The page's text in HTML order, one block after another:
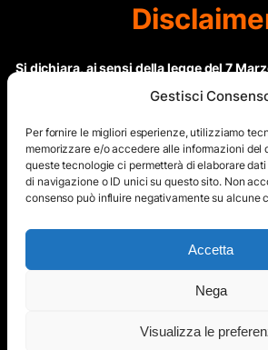
Gestisci
Per fornire le migliori esperienze, utilizziamo
memorizzare e/o accedere alle informazioni del
queste tecnologie ci permetterà di elaborare
di navigazione o ID unici su questo sito. Non
consenso può influire negativamente su alcune
Accetta
Nega
Visualizza le
Si dichiara, ai sensi della legge del 7
questo sito non rientra nella categoria di
regolari. Le immagini dei collaboratori
Copyright © sono riproducibili solo
autorizzazione. Il contenuto del sito,
immagini, eccetto dove espressamente
protetto da Copyright © e non può
diffuso tramite nessun mezzo
esplicita autorizzazione scritta da parte
nel cuore”
Mappa del Sito